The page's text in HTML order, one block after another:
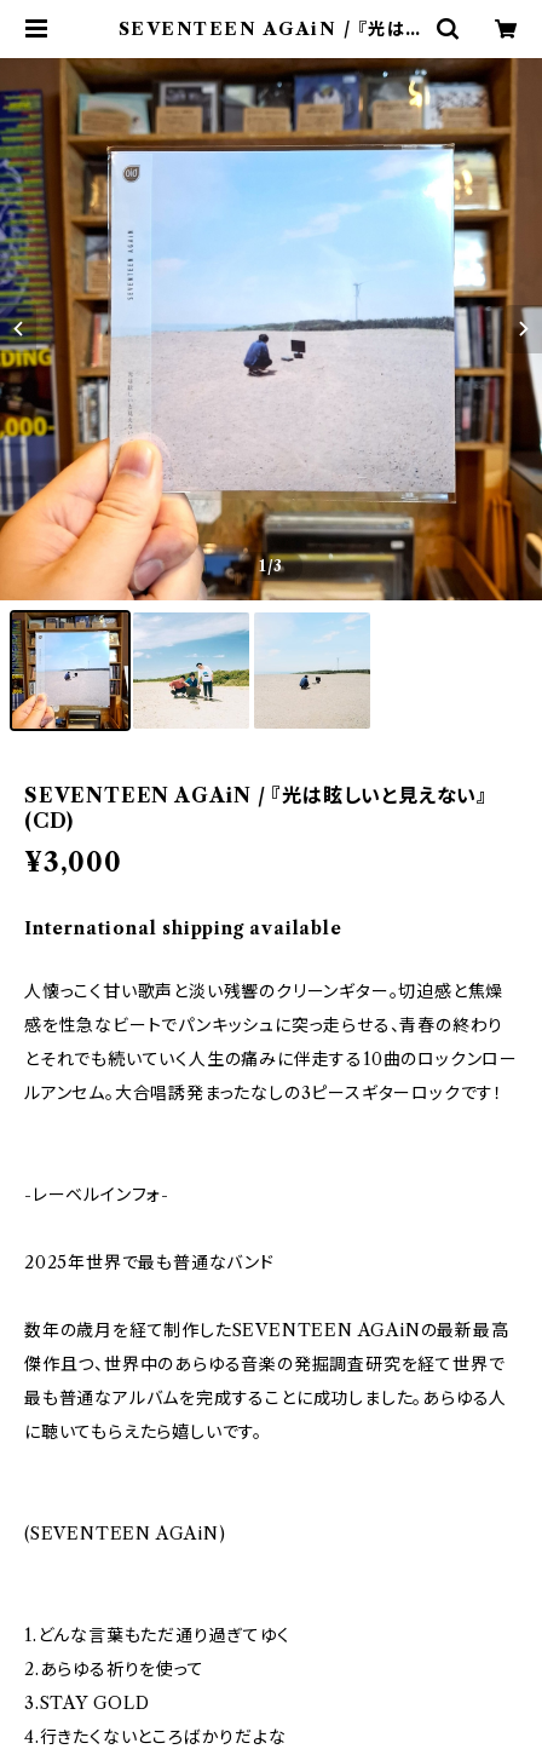
SEVENTEEN AGAiN / 『光は眩
istro
1/3
SEVENTEEN AGAiN / 『光は眩しいと見えない』
(CD)
¥3,000
International shipping available
人懐っこく甘い歌声と淡い残響のクリーンギター。切迫感と焦燥
感を性急なビートでパンキッシュに突っ走らせる、青春の終わり
とそれでも続いていく人生の痛みに伴走する10曲のロックンロー
ルアンセム。大合唱誘発まったなしの3ピースギターロックです！
-レーベルインフォ-
2025年世界で最も普通なバンド
数年の歳⽉を経て制作したSEVENTEEN AGAiNの最新最高
傑作且つ、世界中のあらゆる音楽の発掘調査研究を経て世界で
最も普通なアルバムを完成することに成功しました。あらゆる⼈
に聴いてもらえたら嬉しいです。
(SEVENTEEN AGAiN)
1.どんな⾔葉もただ通り過ぎてゆく
2.あらゆる祈りを使って
3.STAY GOLD
4.行きたくないところばかりだよな